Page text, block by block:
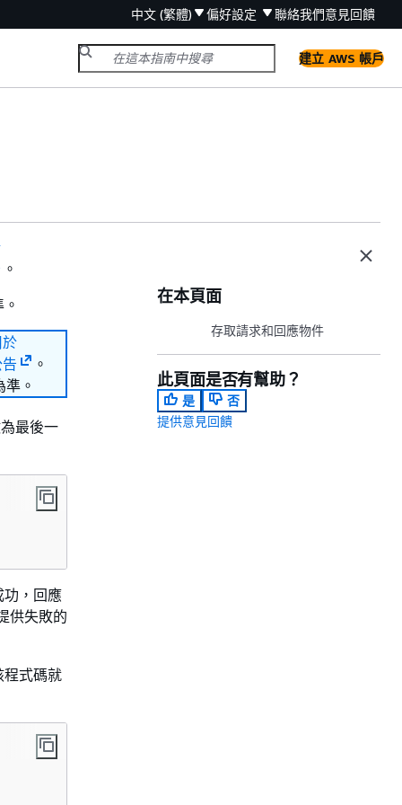
中文 (繁體) 偏好設定 聯絡我們意見回饋
建立 AWS 帳戶
。
。
。
最後一
功，回應
供失敗的
程式碼就
在本頁面
存取請求和回應物件
此頁面是否有幫助？
是
否
提供意見回饋